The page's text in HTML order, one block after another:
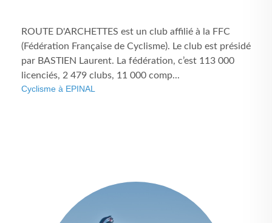
ROUTE D'ARCHETTES est un club affilié à la FFC
(Fédération Française de Cyclisme). Le club est présidé
par BASTIEN Laurent. La fédération, c’est 113 000
licenciés, 2 479 clubs, 11 000 comp...
Cyclisme à EPINAL